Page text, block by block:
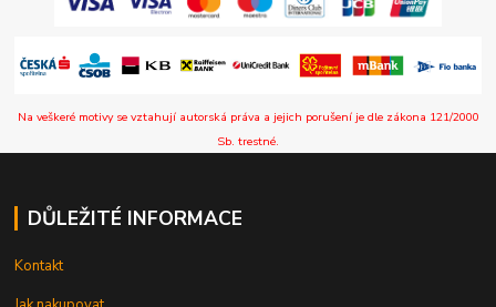
Na veškeré motivy se vztahují autorská práva a jejich porušení je dle zákona 121/2000
Sb. trestné.
DŮLEŽITÉ INFORMACE
Kontakt